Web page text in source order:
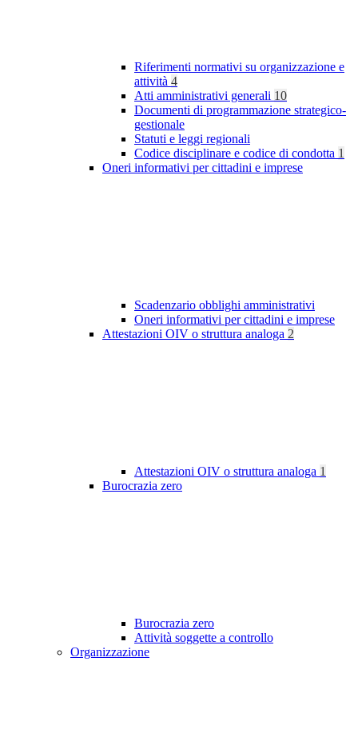
Riferimenti normativi su organizzazione e
attività 4
Atti amministrativi generali 10
Documenti di programmazione strategico-
gestionale
Statuti e leggi regionali
Codice disciplinare e codice di condotta 1
Oneri informativi per cittadini e imprese
Scadenzario obblighi amministrativi
Oneri informativi per cittadini e imprese
Attestazioni OIV o struttura analoga 2
Attestazioni OIV o struttura analoga 1
Burocrazia zero
Burocrazia zero
Attività soggette a controllo
Organizzazione